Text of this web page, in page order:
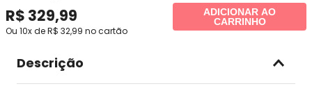
R$ 329,99
Ou 10x deR$ 32,99 no cartão
ADICIONAR AO
CARRINHO
Descrição